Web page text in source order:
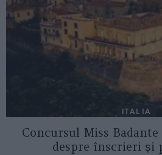
ITALIA
Concursul Miss
despre înscrieri și